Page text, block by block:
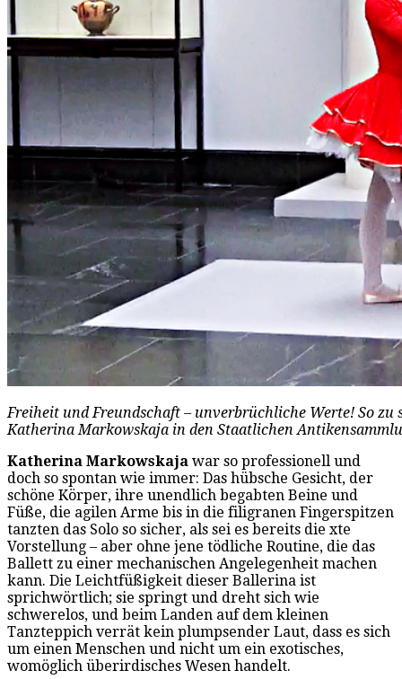
Freiheit und Freundschaft – unverbrüchliche Werte! So zu
Katherina Markowskaja in den Staatlichen
Katherina Markowskaja war so professionell und
doch so spontan wie immer: Das hübsche Gesicht, der
schöne Körper, ihre unendlich begabten Beine und
Füße, die agilen Arme bis in die filigranen Fingerspitzen
tanzten das Solo so sicher, als sei es bereits die xte
Vorstellung – aber ohne jene tödliche Routine, die das
Ballett zu einer mechanischen Angelegenheit machen
kann. Die Leichtfüßigkeit dieser Ballerina ist
sprichwörtlich; sie springt und dreht sich wie
schwerelos, und beim Landen auf dem kleinen
Tanzteppich verrät kein plumpsender Laut, dass es sich
um einen Menschen und nicht um ein exotisches,
womöglich überirdisches Wesen handelt.